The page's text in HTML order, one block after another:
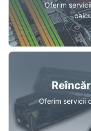
Oferim
Oferim servicii